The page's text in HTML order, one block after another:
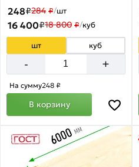
Фанера
Товаров
акции:
11
Фанера
ламинированная
акции:
2
248₽284 ₽/шт
16 400₽18 800 ₽/куб
шт куб
- +
На сумму248 ₽
В корзину